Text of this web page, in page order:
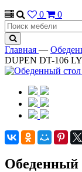
0
0
Главная —
DUPEN DT-106
Обеденный